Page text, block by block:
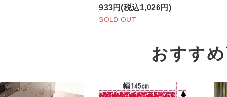
933円(税込1,026円)
SOLD OUT
おすす